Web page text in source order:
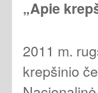
„Apie
2011 m.
krepšinio